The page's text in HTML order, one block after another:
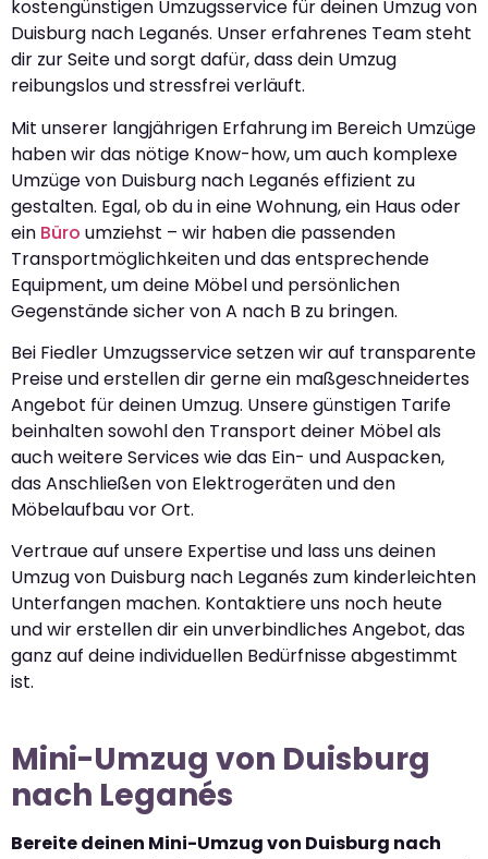
kostengünstigen Umzugsservice für deinen Umzug von
Duisburg nach Leganés. Unser erfahrenes Team steht
dir zur Seite und sorgt dafür, dass dein Umzug
reibungslos und stressfrei verläuft.
Mit unserer langjährigen Erfahrung im Bereich Umzüge
haben wir das nötige Know-how, um auch komplexe
Umzüge von Duisburg nach Leganés effizient zu
gestalten. Egal, ob du in eine Wohnung, ein Haus oder
ein Büro umziehst – wir haben die passenden
Transportmöglichkeiten und das entsprechende
Equipment, um deine Möbel und persönlichen
Gegenstände sicher von A nach B zu bringen.
Bei Fiedler Umzugsservice setzen wir auf transparente
Preise und erstellen dir gerne ein maßgeschneidertes
Angebot für deinen Umzug. Unsere günstigen Tarife
beinhalten sowohl den Transport deiner Möbel als
auch weitere Services wie das Ein- und Auspacken,
das Anschließen von Elektrogeräten und den
Möbelaufbau vor Ort.
Vertraue auf unsere Expertise und lass uns deinen
Umzug von Duisburg nach Leganés zum kinderleichten
Unterfangen machen. Kontaktiere uns noch heute
und wir erstellen dir ein unverbindliches Angebot, das
ganz auf deine individuellen Bedürfnisse abgestimmt
ist.
Mini-Umzug von Duisburg
nach Leganés
Bereite deinen Mini-Umzug von Duisburg nach